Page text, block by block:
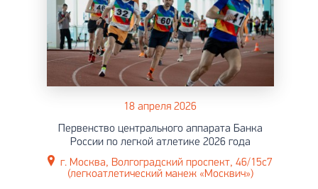
18 апреля 2026
Первенство центрального аппарата Банка
России по легкой атлетике 2026 года
г. Москва, Волгоградский проспект, 46/15c7
(легкоатлетический манеж «Москвич»)